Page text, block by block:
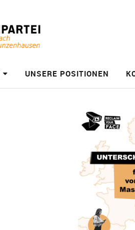
UNSERE POSITIONEN